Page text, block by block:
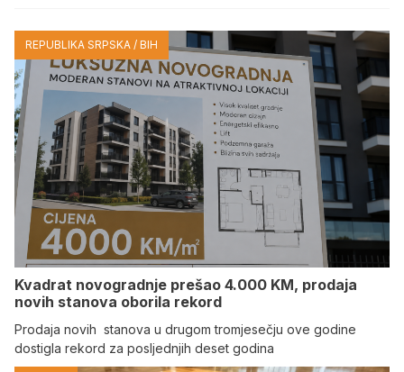
REPUBLIKA SRPSKA / BIH
Kvadrat novogradnje prešao 4.000 KM, prodaja
novih stanova oborila rekord
Prodaja novih stanova u drugom tromjesečju ove godine
dostigla rekord za posljednjih deset godina